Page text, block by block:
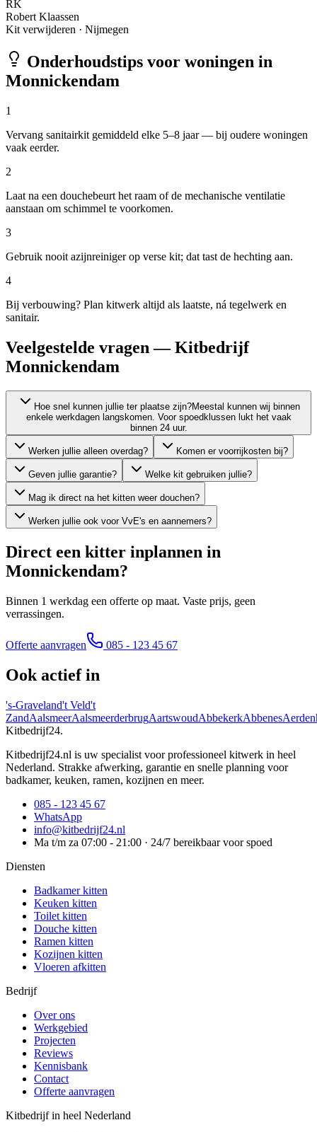
RK
Robert Klaassen
Kit verwijderen · Nijmegen
Onderhoudstips voor woningen in
Monnickendam
1
Vervang sanitairkit gemiddeld elke 5–8 jaar — bij oudere woningen
vaak eerder.
2
Laat na een douchebeurt het raam of de mechanische ventilatie
aanstaan om schimmel te voorkomen.
3
Gebruik nooit azijnreiniger op verse kit; dat tast de hechting aan.
4
Bij verbouwing? Plan kitwerk altijd als laatste, ná tegelwerk en
sanitair.
Veelgestelde vragen — Kitbedrijf
Monnickendam
Hoe snel kunnen jullie ter plaatse zijn?Meestal kunnen wij binnen
enkele werkdagen langskomen. Voor spoedklussen lukt het vaak
binnen 24 uur.
Werken jullie alleen overdag? Komen er voorrijkosten bij?
Geven jullie garantie? Welke kit gebruiken jullie?
Mag ik direct na het kitten weer douchen?
Werken jullie ook voor VvE's en aannemers?
Direct een kitter inplannen in
Monnickendam?
Binnen 1 werkdag een offerte op maat. Vaste prijs, geen
verrassingen.
Offerte aanvragen 085 - 123 45 67
Ook actief in
's-Graveland't Veld't
ZandAalsmeerAalsmeerderbrugAartswoudAbbekerkAbbenes
Kitbedrijf24.
Kitbedrijf24.nl is uw specialist voor professioneel kitwerk in heel
Nederland. Strakke afwerking, garantie en snelle planning voor
badkamer, keuken, ramen, kozijnen en meer.
085 - 123 45 67
WhatsApp
info@kitbedrijf24.nl
Ma t/m za 07:00 - 21:00 · 24/7 bereikbaar voor spoed
Diensten
Badkamer kitten
Keuken kitten
Toilet kitten
Douche kitten
Ramen kitten
Kozijnen kitten
Vloeren afkitten
Bedrijf
Over ons
Werkgebied
Projecten
Reviews
Kennisbank
Contact
Offerte aanvragen
Kitbedrijf in heel Nederland